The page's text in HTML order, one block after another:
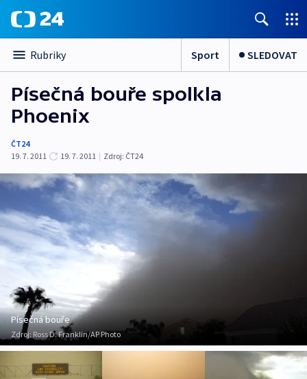
Rubriky Sport SLEDOVAT
Písečná bouře spolkla
Phoenix
ČT24
19. 7. 2011
19. 7. 2011 | Zdroj: ČT24
Písečná bouře
Zdroj:Ross D. Franklin/AP Photo